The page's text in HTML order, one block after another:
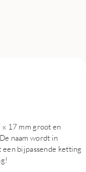
17 mm groot en
naam wordt in
bijpassende ketting